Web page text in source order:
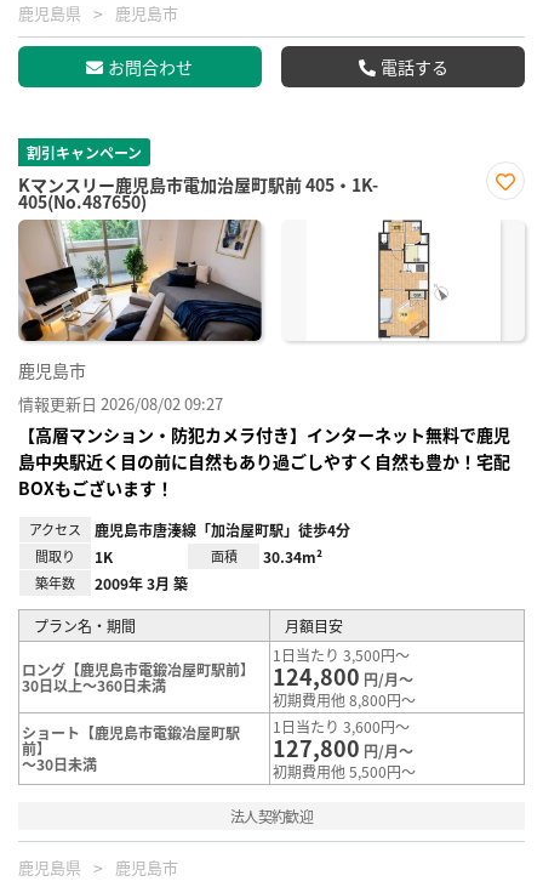
鹿児島県 鹿児島市
お問合わせ 電話する
割引キャンペーン
Kマンスリー鹿児島市電加治屋町駅前 405・1K-
405(No.487650)
に入
鹿児島市
情報更新日 2026/08/02 09:27
【高層マンション・防犯カメラ付き】インターネット無料で鹿児
島中央駅近く目の前に自然もあり過ごしやすく自然も豊か！宅配
BOXもございます！
アクセス 鹿児島市唐湊線「加治屋町駅」徒歩4分
間取り 1K 面積 30.34m²
築年数 2009年 3月 築
プラン名・期間 月額目安
ロング【鹿児島市電鍛冶屋町駅前】
30日以上～360日未満
1日当たり 3,500円～
124,800 円/月～
初期費用他 8,800円～
ショート【鹿児島市電鍛冶屋町駅
前】
～30日未満
1日当たり 3,600円～
127,800 円/月～
初期費用他 5,500円～
法人契約歓迎
鹿児島県 鹿児島市